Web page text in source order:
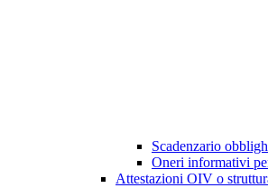
Scadenzario
Oneri informativi
Attestazioni OIV o